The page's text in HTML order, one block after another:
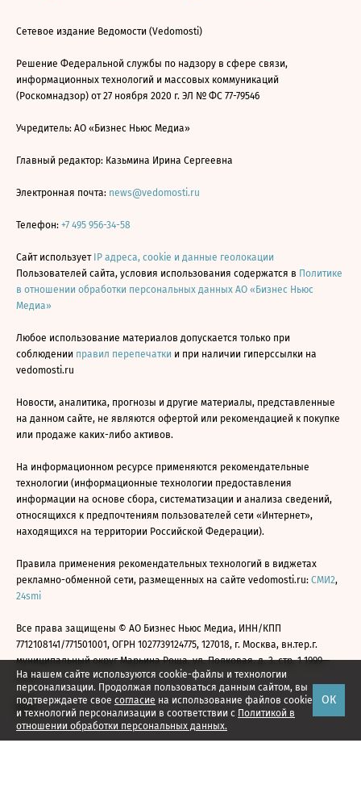
На нашем сайте используются cookie-файлы и технологии
персонализации. Продолжая пользоваться данным сайтом, вы
подтверждаете свое согласие на использование файлов cookie
и технологий персонализации в соответствии с Политикой в
отношении обработки персональных данных.
ОК
Сетевое издание Ведомости (Vedomosti)
Решение Федеральной службы по надзору в сфере связи,
информационных технологий и массовых коммуникаций
(Роскомнадзор) от 27 ноября 2020 г. ЭЛ № ФС 77-79546
Учредитель: АО «Бизнес Ньюс Медиа»
Главный редактор: Казьмина Ирина Сергеевна
Электронная почта: news@vedomosti.ru
Телефон: +7 495 956-34-58
Сайт использует IP адреса, cookie и данные геолокации
Пользователей сайта, условия использования содержатся в Политике
в отношении обработки персональных данных АО «Бизнес Ньюс
Медиа»
Любое использование материалов допускается только при
соблюдении правил перепечатки и при наличии гиперссылки на
vedomosti.ru
Новости, аналитика, прогнозы и другие материалы, представленные
на данном сайте, не являются офертой или рекомендацией к покупке
или продаже каких-либо активов.
На информационном ресурсе применяются рекомендательные
технологии (информационные технологии предоставления
информации на основе сбора, систематизации и анализа сведений,
относящихся к предпочтениям пользователей сети «Интернет»,
находящихся на территории Российской Федерации).
Правила применения рекомендательных технологий в виджетах
рекламно-обменной сети, размещенных на сайте vedomosti.ru: СМИ2,
24smi
Все права защищены © АО Бизнес Ньюс Медиа, ИНН/КПП
7712108141/771501001, ОГРН 1027739124775, 127018, г. Москва, вн.тер.г.
муниципальный округ Марьина Роща, ул. Полковая, д. 3, стр. 1 1999—
2026